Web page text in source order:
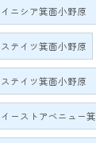
イニシア箕面小野原
ステイツ箕面小野原
ステイツ箕面小野原
イーストアベニュー